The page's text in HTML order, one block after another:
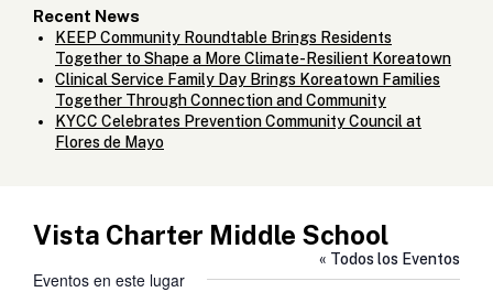
Recent News
KEEP Community Roundtable Brings Residents
Together to Shape a More Climate-Resilient Koreatown
Clinical Service Family Day Brings Koreatown Families
Together Through Connection and Community
KYCC Celebrates Prevention Community Council at
Flores de Mayo
Vista Charter Middle School
« Todos los Eventos
Eventos en este lugar